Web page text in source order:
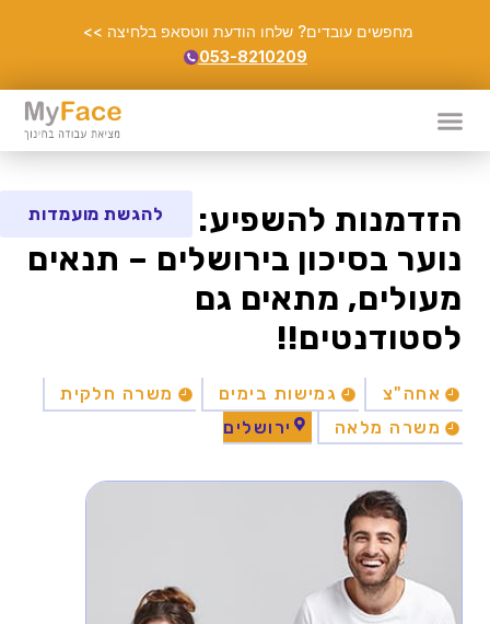
מחפשים עובדים? שלחו הודעת ווטסאפ בלחיצה >>
053-8210209
הזדמנות להשפיע: מדריכי/ות
נוער בסיכון בירושלים – תנאים
מעולים, מתאים גם
לסטודנטים!!
אחה"צ גמישות בימים
משרה חלקית
משרה מלאה
ירושלים
להגשת מועמדות